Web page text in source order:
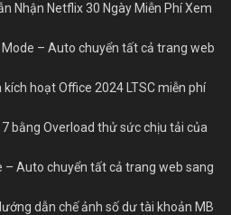
Nhận Netflix 30 Ngày Miễn Phí Xem
– Auto chuyển tất cả trang web
kích hoạt Office 2024 LTSC miễn phí
7 bằng Overload thử sức chịu tải của
– Auto chuyển tất cả trang web sang
dẫn chế ảnh số dư tài khoản MB